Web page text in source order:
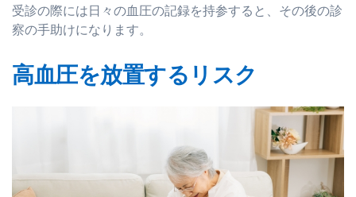
受診の際には日々の血圧の記録を持参すると、その後の診
察の手助けになります。
高血圧を放置するリスク